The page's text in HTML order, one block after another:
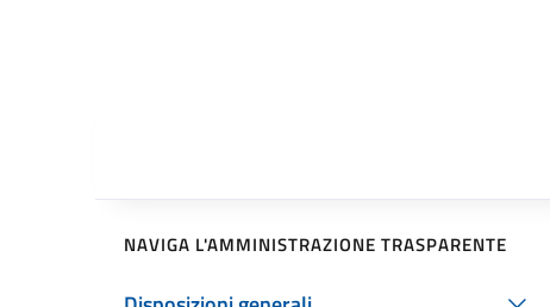
NAVIGA L'AMMINISTRAZIONE TRASPARENTE